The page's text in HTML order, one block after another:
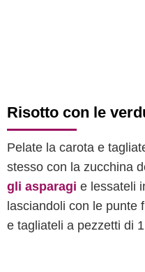
Risotto con le
Pelate la carota e
stesso con la zucchina
gli asparagi e lessateli
lasciandoli con le punte
e tagliateli a pezzetti di